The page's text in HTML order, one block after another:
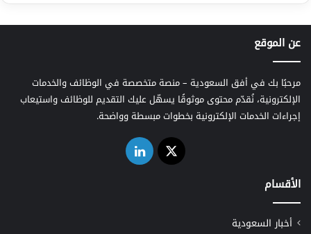
عن الموقع
مرحبًا بك في أفق السعودية – منصة متخصصة في الوظائف والخدمات
الإلكترونية، نُقدّم محتوى موثوقًا يسهّل عليك التقديم للوظائف واستيعاب
إجراءات الخدمات الإلكترونية بخطوات مبسطة وواضحة.
‫X لينكدإن
الأقسام
أخبار السعودية